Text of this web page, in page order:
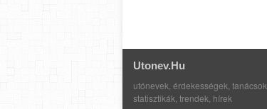
Utonev.hu
utónevek, érdekességek, tanácsok,
statisztikák, trendek, hírek